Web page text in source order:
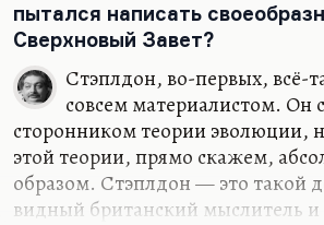
пытался написать
Сверхновый Завет?
Стэплдон, во-первых, всё-
совсем материалистом. Он
сторонником теории эволюции,
этой теории, прямо скажем,
образом. Стэплдон — это такой
видный британский мыслитель